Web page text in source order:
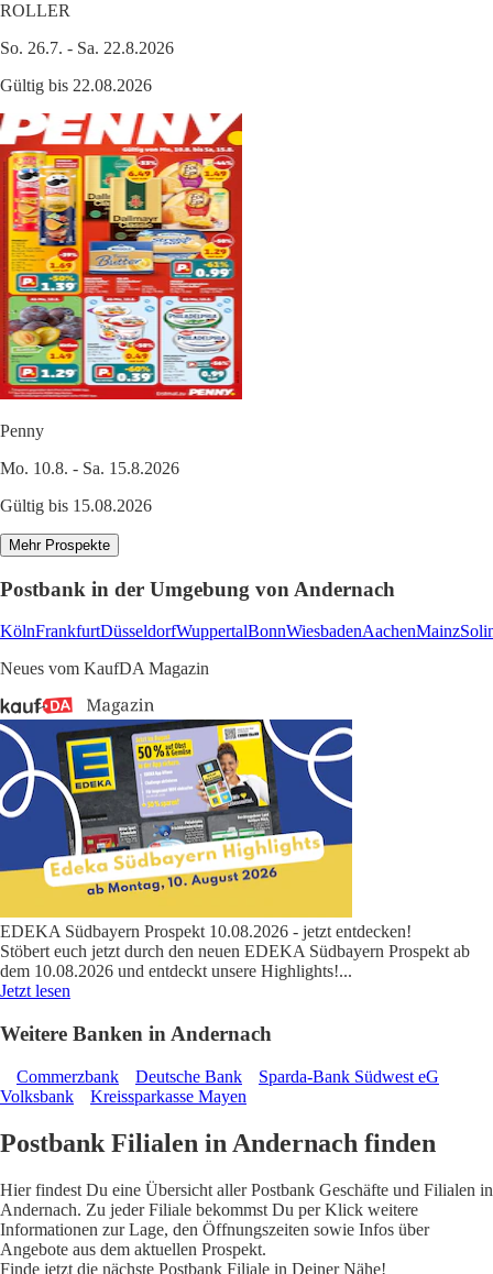
ROLLER
So. 26.7. - Sa. 22.8.2026
Gültig bis 22.08.2026
Penny
Mo. 10.8. - Sa. 15.8.2026
Gültig bis 15.08.2026
Mehr Prospekte
Postbank in der Umgebung von Andernach
KölnFrankfurtDüsseldorfWuppertalBonnWiesbadenAachenMainz
Neues vom KaufDA Magazin
EDEKA Südbayern Prospekt 10.08.2026 - jetzt entdecken!
Stöbert euch jetzt durch den neuen EDEKA Südbayern Prospekt ab
dem 10.08.2026 und entdeckt unsere Highlights!...
Jetzt lesen
Weitere Banken in Andernach
Commerzbank Deutsche Bank
Sparda-Bank Südwest eG
Volksbank
Kreissparkasse Mayen
Postbank Filialen in Andernach finden
Hier findest Du eine Übersicht aller Postbank Geschäfte und Filialen in
Andernach. Zu jeder Filiale bekommst Du per Klick weitere
Informationen zur Lage, den Öffnungszeiten sowie Infos über
Angebote aus dem aktuellen Prospekt.
Finde jetzt die nächste Postbank Filiale in Deiner Nähe!